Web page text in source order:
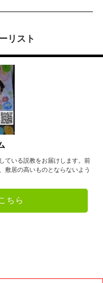
リスト
ている説教をお届けします。前
敷居の高いものとならないよう
ちら